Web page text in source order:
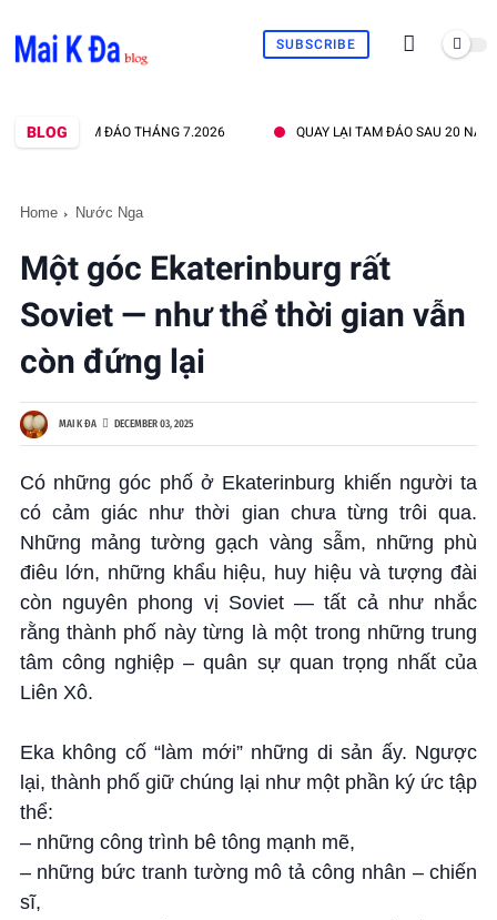
SUBSCRIBE
BLOG
ĐẢO THÁNG 7.2026 QUAY LẠI TAM ĐẢO SAU 20 NĂM
Home Nước Nga
Một góc Ekaterinburg rất
Soviet — như thể thời gian vẫn
còn đứng lại
MAI K ĐA DECEMBER 03, 2025
Có những góc phố ở Ekaterinburg khiến người ta
có cảm giác như thời gian chưa từng trôi qua.
Những mảng tường gạch vàng sẫm, những phù
điêu lớn, những khẩu hiệu, huy hiệu và tượng đài
còn nguyên phong vị Soviet — tất cả như nhắc
rằng thành phố này từng là một trong những trung
tâm công nghiệp – quân sự quan trọng nhất của
Liên Xô.
Eka không cố “làm mới” những di sản ấy. Ngược
lại, thành phố giữ chúng lại như một phần ký ức tập
thể:
– những công trình bê tông mạnh mẽ,
– những bức tranh tường mô tả công nhân – chiến
sĩ,